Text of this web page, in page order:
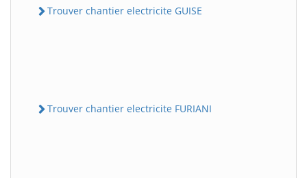
Trouver chantier electricite GUISE
Trouver chantier electricite FURIANI